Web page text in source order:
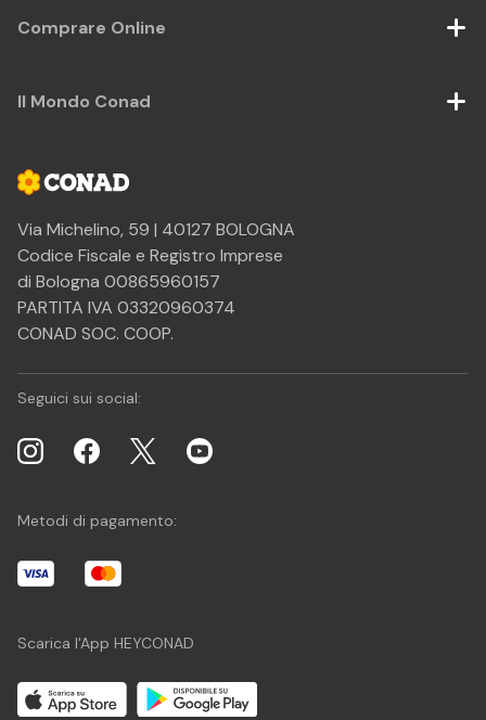
Via Michelino, 59 | 40127 BOLOGNA
Codice Fiscale e Registro Imprese
di Bologna 00865960157
PARTITA IVA 03320960374
CONAD SOC. COOP.
Comprare Online
Il Mondo Conad
Seguici sui social:
Metodi di pagamento:
Scarica l'App HEYCONAD